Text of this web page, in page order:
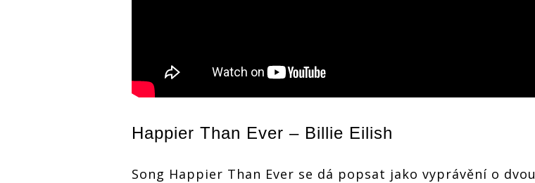
Happier Than Ever – Billie Eilish
Song Happier Than Ever se dá popsat jako vyprávění o dvou